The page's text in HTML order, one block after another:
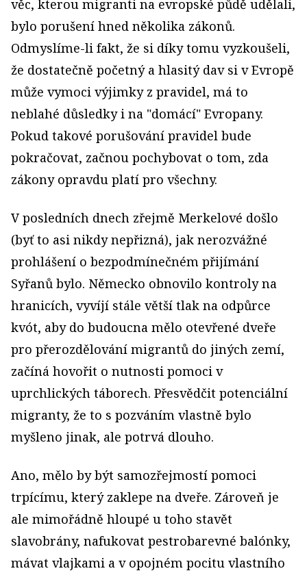
věc, kterou migranti na evropské půdě udělali,
bylo porušení hned několika zákonů.
Odmyslíme-li fakt, že si díky tomu vyzkoušeli,
že dostatečně početný a hlasitý dav si v Evropě
může vymoci výjimky z pravidel, má to
neblahé důsledky i na "domácí" Evropany.
Pokud takové porušování pravidel bude
pokračovat, začnou pochybovat o tom, zda
zákony opravdu platí pro všechny.
V posledních dnech zřejmě Merkelové došlo
(byť to asi nikdy nepřizná), jak nerozvážné
prohlášení o bezpodmínečném přijímání
Syřanů bylo. Německo obnovilo kontroly na
hranicích, vyvíjí stále větší tlak na odpůrce
kvót, aby do budoucna mělo otevřené dveře
pro přerozdělování migrantů do jiných zemí,
začíná hovořit o nutnosti pomoci v
uprchlických táborech. Přesvědčit potenciální
migranty, že to s pozváním vlastně bylo
myšleno jinak, ale potrvá dlouho.
Ano, mělo by být samozřejmostí pomoci
trpícímu, který zaklepe na dveře. Zároveň je
ale mimořádně hloupé u toho stavět
slavobrány, nafukovat pestrobarevné balónky,
mávat vlajkami a v opojném pocitu vlastního